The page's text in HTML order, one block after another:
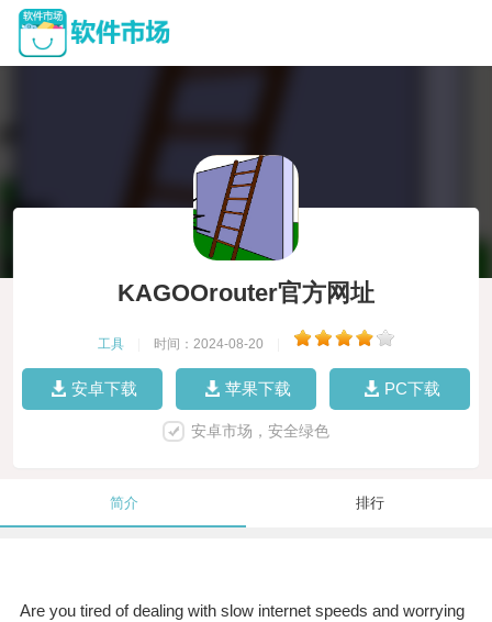
KAGOOrouter官方网址
工具 时间：2024-08-20
安卓下载 苹果下载 PC下载
安卓市场，安全绿色
简介 排行
Are you tired of dealing with slow internet speeds and worrying